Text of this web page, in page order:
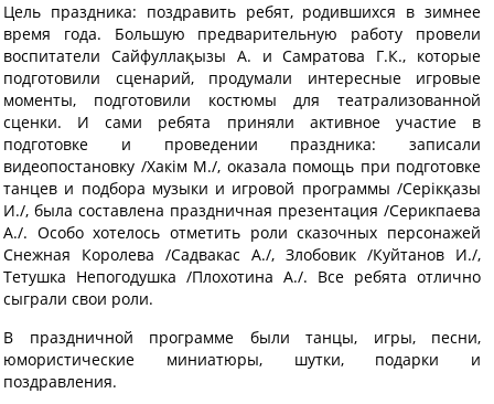
Цель праздника: поздравить ребят, родившихся в зимнее
время года. Большую предварительную работу провели
воспитатели Сайфуллақызы А. и Самратова Г.К., которые
подготовили сценарий, продумали интересные игровые
моменты, подготовили костюмы для театрализованной
сценки. И сами ребята приняли активное участие в
подготовке и проведении праздника: записали
видеопостановку /Хакім М./, оказала помощь при подготовке
танцев и подбора музыки и игровой программы /Серікқазы
И./, была составлена праздничная презентация /Серикпаева
А./. Особо хотелось отметить роли сказочных персонажей
Снежная Королева /Садвакас А./, Злобовик /Куйтанов И./,
Тетушка Непогодушка /Плохотина А./. Все ребята отлично
сыграли свои роли.
В праздничной программе были танцы, игры, песни,
юмористические миниатюры, шутки, подарки и
поздравления.